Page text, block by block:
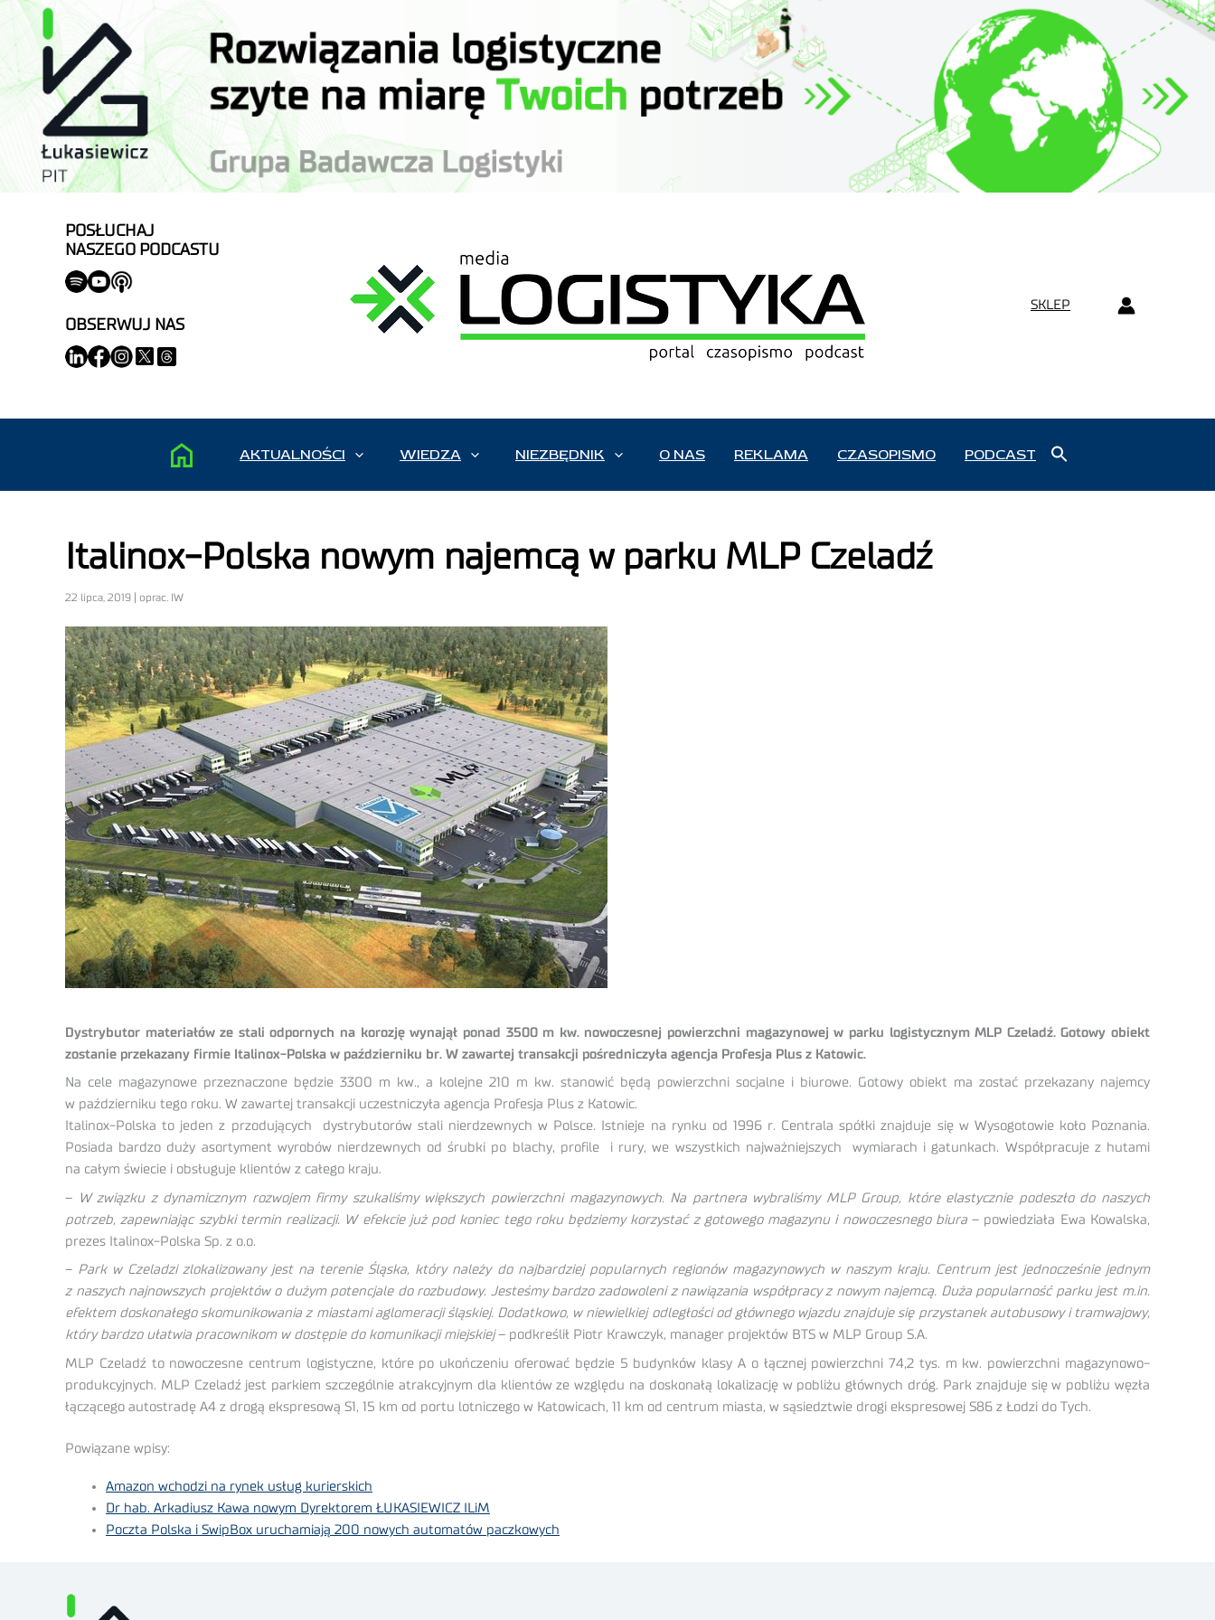
POSŁUCHAJ
NASZEGO PODCASTU
OBSERWUJ NAS
SKLEP
AKTUALNOŚCI WIEDZA NIEZBĘDNIK O NAS REKLAMA CZASOPISMO PODCAST
Italinox-Polska nowym najemcą w parku MLP Czeladź
22 lipca, 2019 | oprac. IW
Dystrybutor materiałów ze stali odpornych na korozję wynajął ponad 3500 m kw. nowoczesnej powierzchni magazynowej w parku logistycznym MLP Czeladź. Gotowy obiekt
zostanie przekazany firmie Italinox-Polska w październiku br. W zawartej transakcji pośredniczyła agencja Profesja Plus z Katowic.
Na cele magazynowe przeznaczone będzie 3300 m kw., a kolejne 210 m kw. stanowić będą powierzchni socjalne i biurowe. Gotowy obiekt ma zostać przekazany najemcy
w październiku tego roku. W zawartej transakcji uczestniczyła agencja Profesja Plus z Katowic.
Italinox-Polska to jeden z przodujących dystrybutorów stali nierdzewnych w Polsce. Istnieje na rynku od 1996 r. Centrala spółki znajduje się w Wysogotowie koło Poznania.
Posiada bardzo duży asortyment wyrobów nierdzewnych od śrubki po blachy, profile i rury, we wszystkich najważniejszych wymiarach i gatunkach. Współpracuje z hutami
na całym świecie i obsługuje klientów z całego kraju.
–
W związku z dynamicznym rozwojem firmy szukaliśmy większych powierzchni magazynowych. Na partnera wybraliśmy MLP Group, które elastycznie podeszło do naszych
potrzeb, zapewniając szybki termin realizacji. W efekcie już pod koniec tego roku będziemy korzystać z gotowego magazynu i nowoczesnego biura– powiedziała Ewa Kowalska,
prezes Italinox-Polska Sp. z o.o.
– Park w Czeladzi zlokalizowany jest na terenie Śląska, który należy do najbardziej popularnych regionów magazynowych w naszym kraju. Centrum jest jednocześnie jednym
z naszych najnowszych projektów o dużym potencjale do rozbudowy. Jesteśmy bardzo zadowoleni z nawiązania współpracy z nowym najemcą. Duża popularność parku jest m.in.
efektem doskonałego skomunikowania z miastami aglomeracji śląskiej. Dodatkowo, w niewielkiej odległości od głównego wjazdu znajduje się przystanek autobusowy i tramwajowy,
który bardzo ułatwia pracownikom w dostępie do komunikacji miejskiej– podkreślił Piotr Krawczyk, manager projektów BTS w MLP Group S.A.
MLP Czeladź to nowoczesne centrum logistyczne, które po ukończeniu oferować będzie 5 budynków klasy A o łącznej powierzchni 74,2 tys. m kw. powierzchni magazynowo-
produkcyjnych. MLP Czeladź jest parkiem szczególnie atrakcyjnym dla klientów ze względu na doskonałą lokalizację w pobliżu głównych dróg. Park znajduje się w pobliżu węzła
łączącego autostradę A4 z drogą ekspresową S1, 15 km od portu lotniczego w Katowicach, 11 km od centrum miasta, w sąsiedztwie drogi ekspresowej S86 z Łodzi do Tych.
Powiązane wpisy:
Amazon wchodzi na rynek usług kurierskich
Dr hab. Arkadiusz Kawa nowym Dyrektorem ŁUKASIEWICZ ILiM
Poczta Polska i SwipBox uruchamiają 200 nowych automatów paczkowych